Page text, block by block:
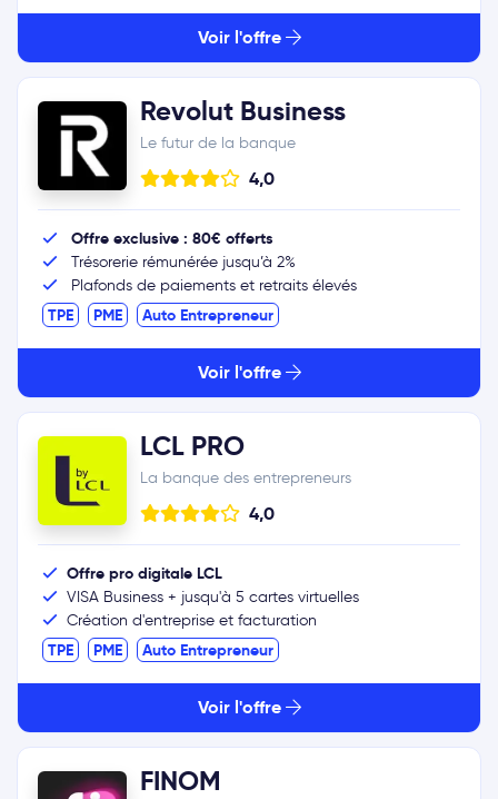
Voir l'offre
Revolut Business
Le futur de la banque
4,0
Offre exclusive : 80€ offerts
Trésorerie rémunérée jusqu’à 2%
Plafonds de paiements et retraits élevés
TPE PME Auto Entrepreneur
Voir l'offre
LCL PRO
La banque des entrepreneurs
4,0
Offre pro digitale LCL
VISA Business + jusqu'à 5 cartes virtuelles
Création d'entreprise et facturation
TPE PME Auto Entrepreneur
Voir l'offre
FINOM